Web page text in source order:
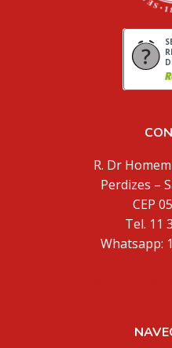
R. Dr
Perdizes –
CEP
Tel. 11
Whatsapp: